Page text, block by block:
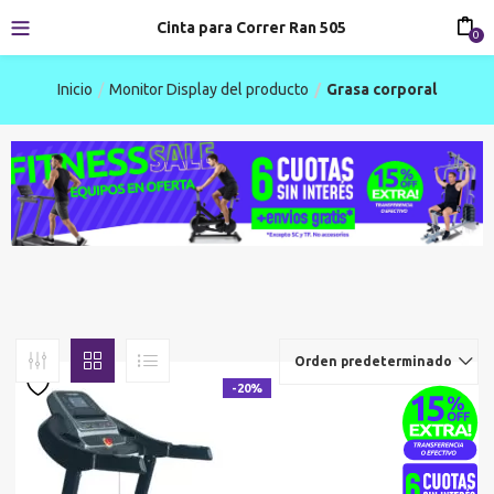
Cinta para Correr Ran 505 0
Inicio Monitor Display del producto Grasa corporal
Orden predeterminado
-20%